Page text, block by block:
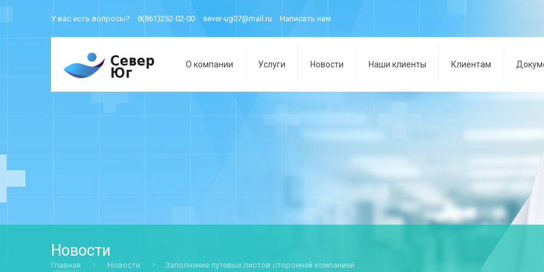
У вас есть вопросы? 8(861)252-02-00 sever-ug07@mail.ru Написать нам
О компании Услуги Новости Наши клиенты Клиентам
Новости
Главная Новости Заполнение путевых листов сторонней компанией